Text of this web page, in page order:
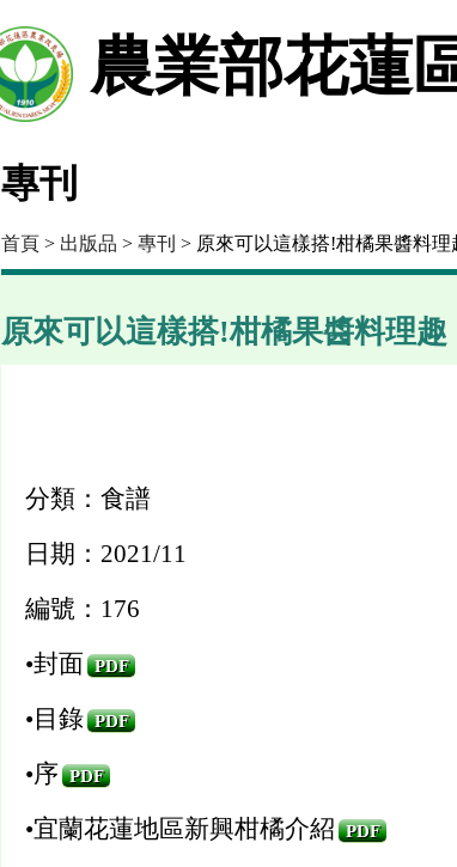
農業部花蓮
專刊
首頁 > 出版品 > 專刊 > 原來可以這樣搭!柑橘果醬料理
原來可以這樣搭!柑橘果醬料理趣
分類：食譜
日期：2021/11
編號：176
•封面 PDF
•目錄 PDF
•序 PDF
•宜蘭花蓮地區新興柑橘介紹 PDF